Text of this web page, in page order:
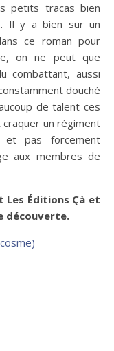
petits tracas bien
Il y a bien sur un
ce roman pour
on ne peut que
combattant, aussi
douché
de talent ces
un régiment
et pas forcement
aux membres de
Les Éditions Çà et
découverte.